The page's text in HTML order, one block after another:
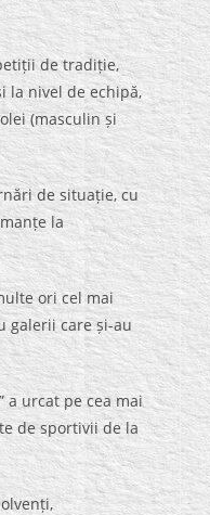
de tradiție,
la nivel de echipă,
(masculin și
de situație, cu
la
ori cel mai
galerii care și-au
urcat pe cea mai
de sportivii de la